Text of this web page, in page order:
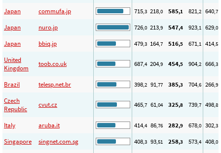
Japan commufa.jp 715,3 218,0 585,1 821,2 640,7
Japan nuro.jp 726,0 213,9 547,4 923,1 629,0
Japan bbiq.jp 479,3 164,7 516,5 671,1 414,5
United
Kingdom
toob.co.uk 687,4 204,9 454,5 904,2 666,3
Brazil telesp.net.br 398,2 91,77 385,3 704,6 266,9
Czech
Republic
cvut.cz 465,7 61,04 325,8 739,7 498,8
Italy aruba.it 414,4 86,76 282,9 678,0 302,3
Singapore singnet.com.sg 408,3 93,51 258,3 573,4 408,0